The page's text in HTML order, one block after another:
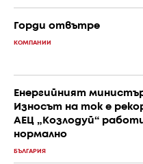
Горди отвътре
КОМПАНИИ
Енергийният
Износът на ток е
АЕЦ „Козлодуй“
нормално
БЪЛГАРИЯ